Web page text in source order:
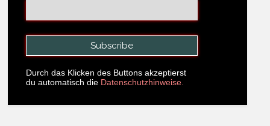
Durch das Klicken des Buttons akzeptierst
du automatisch die Datenschutzhinweise.